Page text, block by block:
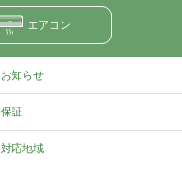
エアコン
お知らせ
保証
対応地域